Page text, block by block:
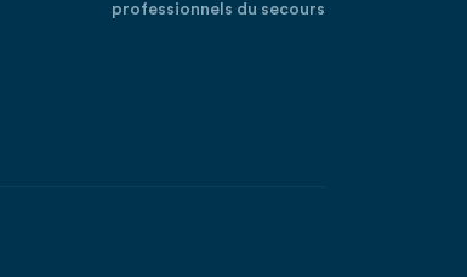
professionnels du secours